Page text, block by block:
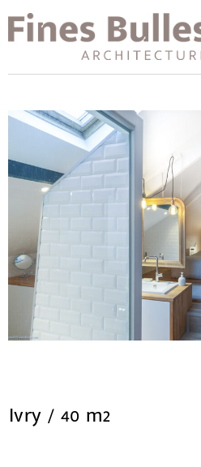
Ivry / 40 m2